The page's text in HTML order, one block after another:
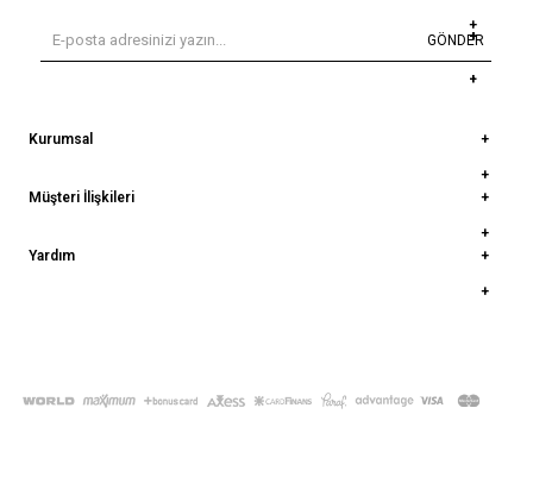
GÖNDER
Kurumsal
Müşteri İlişkileri
Yardım